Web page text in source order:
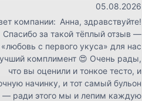
05.08.2026
компании: Анна, здравствуйте!
Спасибо за такой тёплый отзыв —
«любовь с первого укуса» для нас
комплимент 😍 Очень рады,
что вы оценили и тонкое тесто, и
начинку, и тот самый бульон
— ради этого мы и лепим каждую